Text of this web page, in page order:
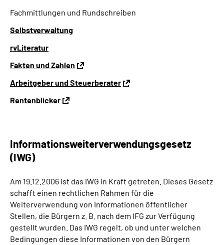
Fachmittlungen und Rundschreiben
Selbstverwaltung
rvLiteratur
Fakten und Zahlen
Arbeitgeber und Steuerberater
Rentenblicker
Informationsweiterver­wendungsgesetz
(IWG)
Am 19.12.2006 ist das IWG in Kraft getreten. Dieses Gesetz
schafft einen rechtlichen Rahmen für die
Weiterverwendung von Informationen öffentlicher
Stellen, die Bürgern z. B. nach dem IFG zur Verfügung
gestellt wurden. Das IWG regelt, ob und unter welchen
Bedingungen diese Informationen von den Bürgern